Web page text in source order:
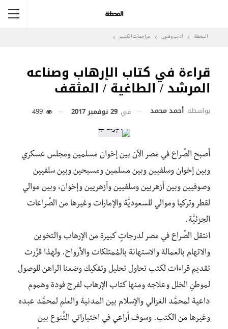
المحطة آداب وفنون مراجعات الكتب
قراءة في كتاب الإرهاب وصناعه
المرشد / الطاغية / المثقف
بواسطة أحمد محمد في 29 نوفمبر 2017
أصبح الصِّراع في مصر الآن بين إخوان مسلمين ومجلس عسكري
وبين إخوان وسلفيين وبين مسلمين ومسيحين وبين سلفيين
وصوفيين وبين أزهريين وسلفيين وأزهريين وإخوان، وبين موالي
لقطر وتركيا وموالي للسعوديَّة والإمارات وغيرها من الصِّراعات
الجزئيَّة.
انتقل الصِّراع في مصر لدرجاتٍ كبيرة من الإرهاب والتخوين
والاتهام بالعمالة والاستهانة بالمُمتلكات والأرواح. ولهذا قرَّرت
تقديم قراءات لكتب تحاول تحليل وتفكيك وضعنا الراهن للوصول
لموطنِ الخلل وعلاجه ومنها كتاب الإرهاب لفرج فودة وهموم
داعية لمحمَّد الغزالي والإسلام بين المدنية والعلم لمحمَّد عبده
وغيرها من الكتب. وسوف أراعي في اختياراتي التَّنوع بين